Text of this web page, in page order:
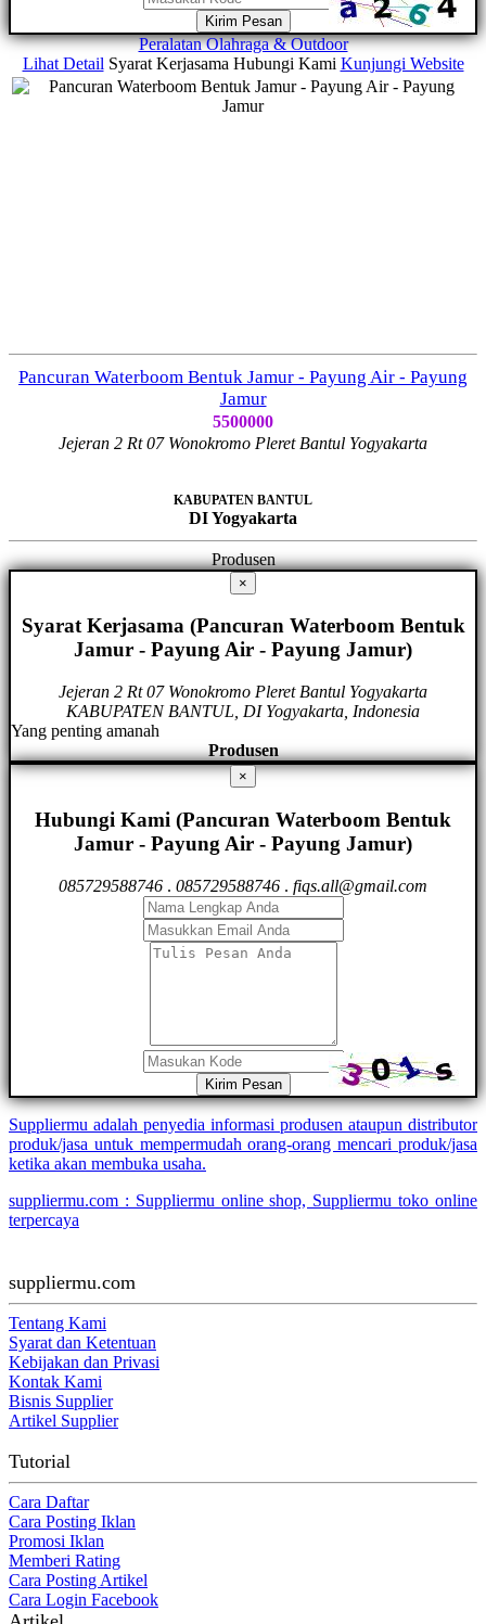
Kirim Pesan
Peralatan Olahraga & Outdoor
Lihat Detail Syarat Kerjasama Hubungi Kami Kunjungi Website
Pancuran Waterboom Bentuk Jamur - Payung Air - Payung
Jamur
5500000
Jejeran 2 Rt 07 Wonokromo Pleret Bantul Yogyakarta
KABUPATEN BANTUL
DI Yogyakarta
Produsen
×
Syarat Kerjasama (Pancuran Waterboom Bentuk
Jamur - Payung Air - Payung Jamur)
Jejeran 2 Rt 07 Wonokromo Pleret Bantul Yogyakarta
KABUPATEN BANTUL, DI Yogyakarta, Indonesia
Yang penting amanah
Produsen
×
Hubungi Kami (Pancuran Waterboom Bentuk
Jamur - Payung Air - Payung Jamur)
085729588746 . 085729588746 . fiqs.all@gmail.com
Kirim Pesan
Suppliermu adalah penyedia informasi produsen ataupun distributor
produk/jasa untuk mempermudah orang-orang mencari produk/jasa
ketika akan membuka usaha.
suppliermu.com : Suppliermu online shop, Suppliermu toko online
terpercaya
suppliermu.com
Tentang Kami
Syarat dan Ketentuan
Kebijakan dan Privasi
Kontak Kami
Bisnis Supplier
Artikel Supplier
Tutorial
Cara Daftar
Cara Posting Iklan
Promosi Iklan
Memberi Rating
Cara Posting Artikel
Cara Login Facebook